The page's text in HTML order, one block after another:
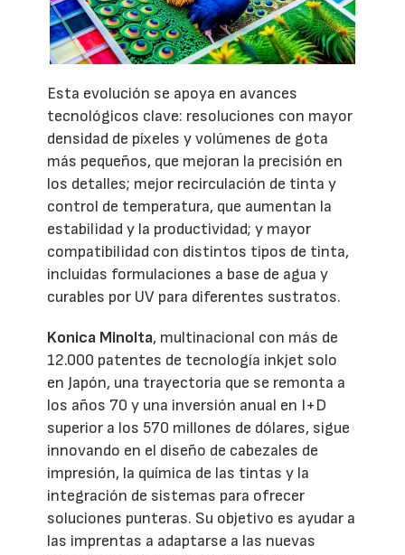
Esta evolución se apoya en avances
tecnológicos clave: resoluciones con mayor
densidad de píxeles y volúmenes de gota
más pequeños, que mejoran la precisión en
los detalles; mejor recirculación de tinta y
control de temperatura, que aumentan la
estabilidad y la productividad; y mayor
compatibilidad con distintos tipos de tinta,
incluidas formulaciones a base de agua y
curables por UV para diferentes sustratos.
Konica Minolta, multinacional con más de
12.000 patentes de tecnología inkjet solo
en Japón, una trayectoria que se remonta a
los años 70 y una inversión anual en I+D
superior a los 570 millones de dólares, sigue
innovando en el diseño de cabezales de
impresión, la química de las tintas y la
integración de sistemas para ofrecer
soluciones punteras. Su objetivo es ayudar a
las imprentas a adaptarse a las nuevas